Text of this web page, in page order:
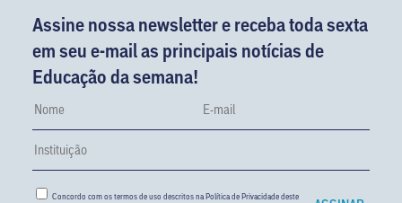
Assine nossa newsletter e receba toda sexta
em seu e-mail as principais notícias de
Educação da semana!
Concordo com os termos de uso descritos naPolítica de Privacidadedeste